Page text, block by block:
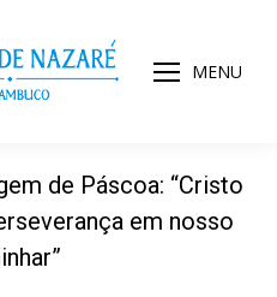
MENU
de Páscoa: “Cristo
em nosso